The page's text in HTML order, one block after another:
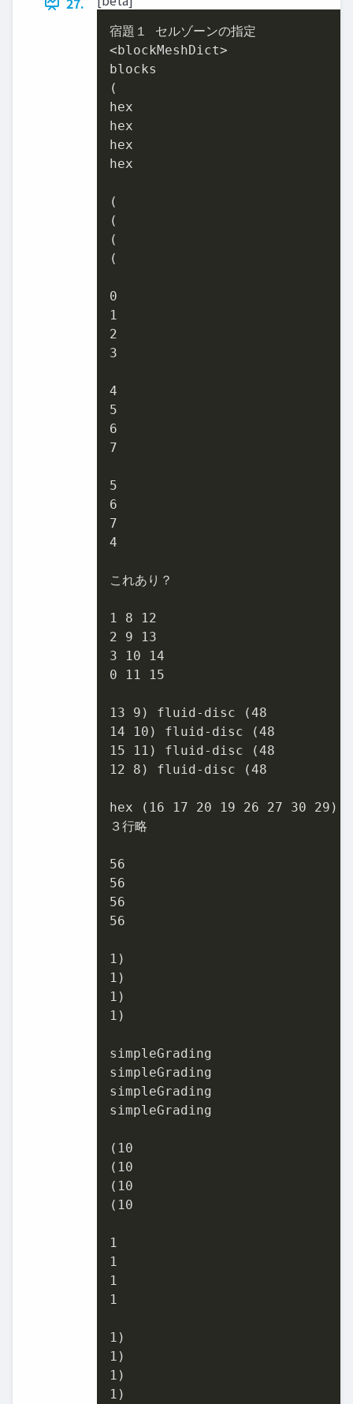
宿題１ セルゾーンの指定
<blockMeshDict>
blocks
(
hex
hex
hex
hex
(
(
(
(
0
1
2
3
4
5
6
7
5
6
7
4
これあり？
1 8
12
2
9
13
3
10
14
0
11 15
13 9 ) fluid-disc (48
14
10 ) fluid-disc (48
15
11 ) fluid-disc (48
12
8 ) fluid-disc (48
hex ( 16 17 20 19 26 27 30 29 )
３行略
56
56
56
56
1
1
1
1 )
simpleGrading
simpleGrading
simpleGrading
simpleGrading
( 10
( 10
( 10
( 10
1
1
1
1
1
1
1
1 )